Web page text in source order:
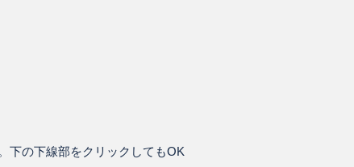
下の下線部をクリックしてもOK